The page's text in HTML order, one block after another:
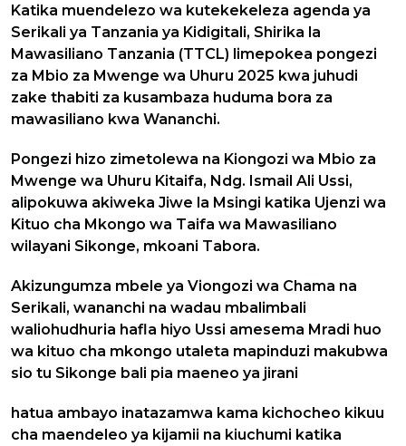
Katika muendelezo wa kutekekeleza agenda ya
Serikali ya Tanzania ya Kidigitali, Shirika la
Mawasiliano Tanzania (TTCL) limepokea pongezi
za Mbio za Mwenge wa Uhuru 2025 kwa juhudi
zake thabiti za kusambaza huduma bora za
mawasiliano kwa Wananchi.
Pongezi hizo zimetolewa na Kiongozi wa Mbio za
Mwenge wa Uhuru Kitaifa, Ndg. Ismail Ali Ussi,
alipokuwa akiweka Jiwe la Msingi katika Ujenzi wa
Kituo cha Mkongo wa Taifa wa Mawasiliano
wilayani Sikonge, mkoani Tabora.
Akizungumza mbele ya Viongozi wa Chama na
Serikali, wananchi na wadau mbalimbali
waliohudhuria hafla hiyo Ussi amesema Mradi huo
wa kituo cha mkongo utaleta mapinduzi makubwa
sio tu Sikonge bali pia maeneo ya jirani
hatua ambayo inatazamwa kama kichocheo kikuu
cha maendeleo ya kijamii na kiuchumi katika